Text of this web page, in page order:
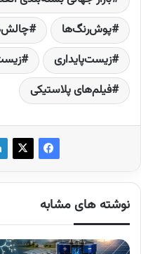
پوش‌رنگ‌ها
زیست‌‌پایداری
فیلم‌های پلاستیکی
نوشته های مشابه